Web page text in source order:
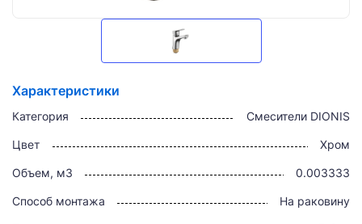
Характеристики
Категория Смесители DIONIS
Цвет Хром
Объем, м3 0.003333
Способ монтажа На раковину